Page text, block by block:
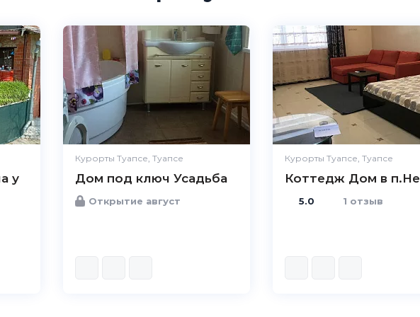
у
Курорты Туапсе, Туапсе
Дом под ключ Усадьба
Открытие август
Курорты Туапсе, Туапсе
Коттедж Дом в
5.0 1 отзыв